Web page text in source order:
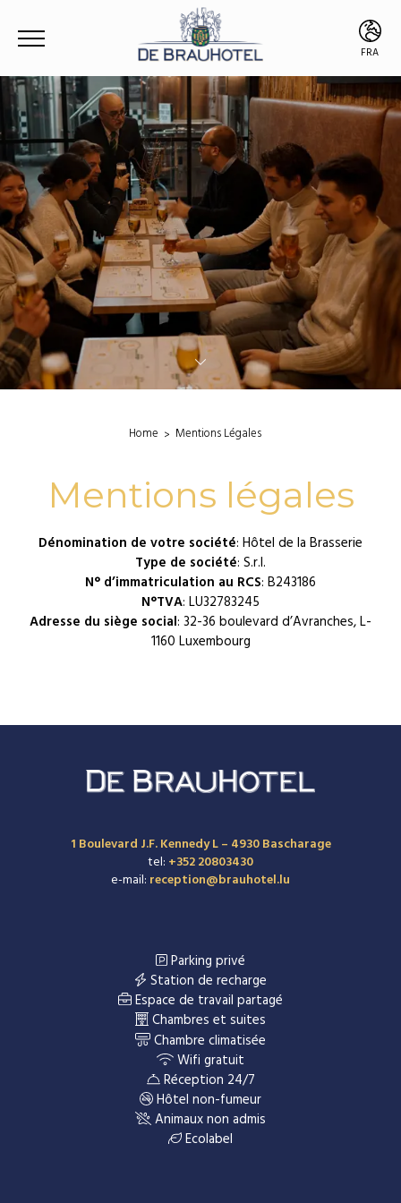
FRA
FRA
ENG
DEU
Home Mentions Légales
Mentions légales
Dénomination de votre société: Hôtel de la Brasserie
Type de société: S.r.l.
N° d’immatriculation au RCS: B243186
N°TVA: LU32783245
Adresse du siège social: 32-36 boulevard d’Avranches, L-
1160 Luxembourg
1 Boulevard J.F. Kennedy L – 4930 Bascharage
tel:+352 20803430
e-mail:reception@brauhotel.lu
Parking privé
Station de recharge
Espace de travail partagé
Chambres et suites
Chambre climatisée
Wifi gratuit
Réception 24/7
Hôtel non-fumeur
Animaux non admis
Ecolabel